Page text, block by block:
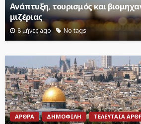
Ανάπτυξη, τουρισμός και
μιζέριας
8 μήνες ago No tags
ΆΡΘΡΑ ΔΗΜΟΦΙΛΉ ΤΕΛΕΥΤΑΊΑ